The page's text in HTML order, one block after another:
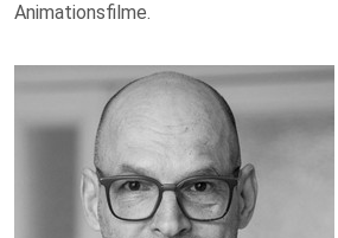
Animationsfilme.